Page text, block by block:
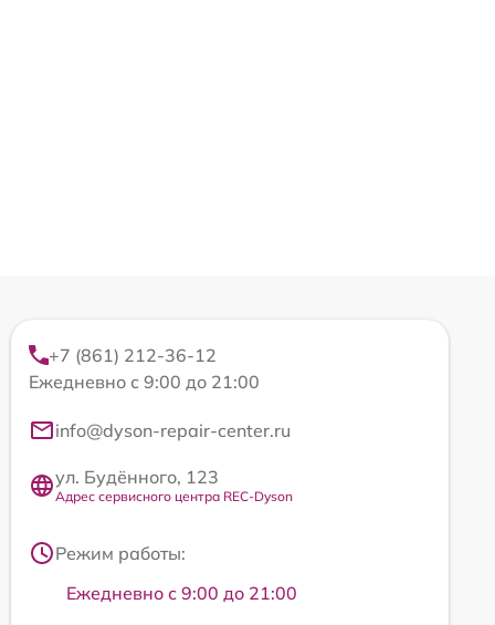
+7 (861) 212-36-12
Ежедневно с 9:00 до 21:00
info@dyson-repair-center.ru
ул. Будённого, 123
Адрес сервисного центра REC-Dyson
Режим работы:
Ежедневно с 9:00 до 21:00